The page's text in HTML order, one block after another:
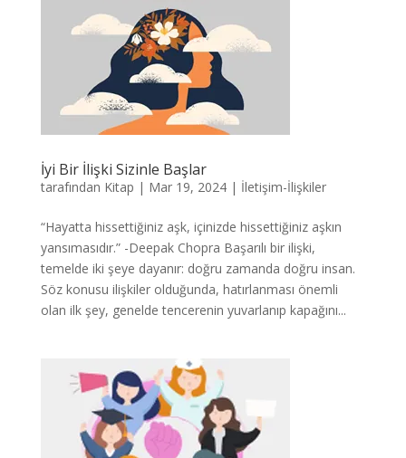
İyi Bir İlişki Sizinle Başlar
tarafından Kitap | Mar 19, 2024| İletişim-İlişkiler
“Hayatta hissettiğiniz aşk, içinizde hissettiğiniz aşkın
yansımasıdır.” -Deepak Chopra Başarılı bir ilişki,
temelde iki şeye dayanır: doğru zamanda doğru insan.
Söz konusu ilişkiler olduğunda, hatırlanması önemli
olan ilk şey, genelde tencerenin yuvarlanıp kapağını...